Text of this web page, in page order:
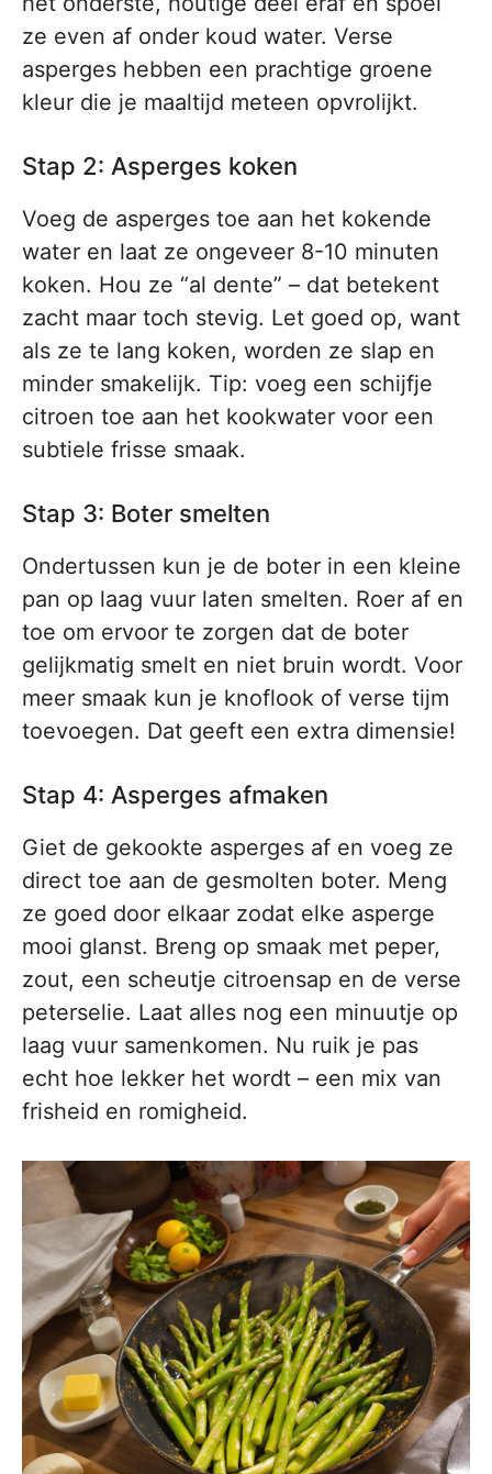
ze even af onder koud water. Verse
asperges hebben een prachtige groene
kleur die je maaltijd meteen opvrolijkt.
Stap 2: Asperges koken
Voeg de asperges toe aan het kokende
water en laat ze ongeveer 8-10 minuten
koken. Hou ze “al dente” – dat betekent
zacht maar toch stevig. Let goed op, want
als ze te lang koken, worden ze slap en
minder smakelijk. Tip: voeg een schijfje
citroen toe aan het kookwater voor een
subtiele frisse smaak.
Stap 3: Boter smelten
Ondertussen kun je de boter in een kleine
pan op laag vuur laten smelten. Roer af en
toe om ervoor te zorgen dat de boter
gelijkmatig smelt en niet bruin wordt. Voor
meer smaak kun je knoflook of verse tijm
toevoegen. Dat geeft een extra dimensie!
Stap 4: Asperges afmaken
Giet de gekookte asperges af en voeg ze
direct toe aan de gesmolten boter. Meng
ze goed door elkaar zodat elke asperge
mooi glanst. Breng op smaak met peper,
zout, een scheutje citroensap en de verse
peterselie. Laat alles nog een minuutje op
laag vuur samenkomen. Nu ruik je pas
echt hoe lekker het wordt – een mix van
frisheid en romigheid.